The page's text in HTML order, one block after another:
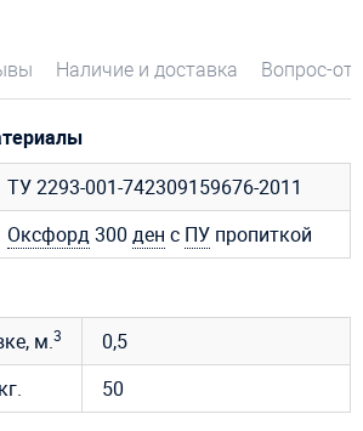
Наличие и доставка Вопрос-
ТУ 2293-001-742309159676-2011
Оксфорд300 ден с ПУ пропиткой
м.3
0,5
50